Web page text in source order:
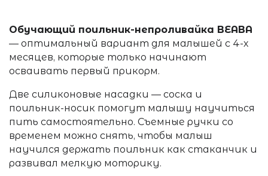
Обучающий поильник-непроливайка BEABA
— оптимальный вариант для малышей с 4-х
месяцев, которые только начинают
осваивать первый прикорм.
Две силиконовые насадки — соска и
поильник-носик помогут малышу научиться
пить самостоятельно. Съемные ручки со
временем можно снять, чтобы малыш
научился держать поильник как стаканчик и
развивал мелкую моторику.